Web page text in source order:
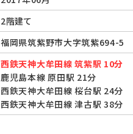
2階建て
福岡県筑紫野市大字筑紫694-5
西鉄天神大牟田線 筑紫駅 10分
鹿児島本線 原田駅 21分
西鉄天神大牟田線 桜台駅 24分
西鉄天神大牟田線 津古駅 38分